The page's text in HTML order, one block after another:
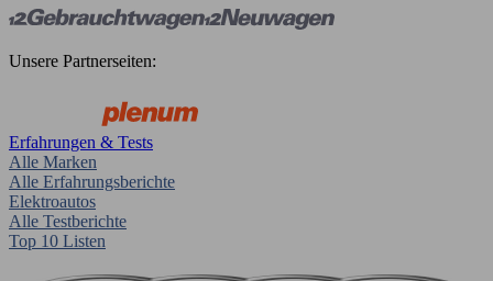
Unsere Partnerseiten:
Erfahrungen & Tests
Alle Marken
Alle Erfahrungsberichte
Elektroautos
Alle Testberichte
Top 10 Listen